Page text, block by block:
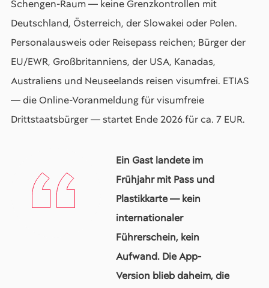
Schengen-Raum — keine Grenzkontrollen mit
Deutschland, Österreich, der Slowakei oder Polen.
Personalausweis oder Reisepass reichen; Bürger der
EU/EWR, Großbritanniens, der USA, Kanadas,
Australiens und Neuseelands reisen visumfrei. ETIAS
— die Online-Voranmeldung für visumfreie
Drittstaatsbürger — startet Ende 2026 für ca. 7 EUR.
Ein Gast landete im
Frühjahr mit Pass und
Plastikkarte — kein
internationaler
Führerschein, kein
Aufwand. Die App-
Version blieb daheim, die